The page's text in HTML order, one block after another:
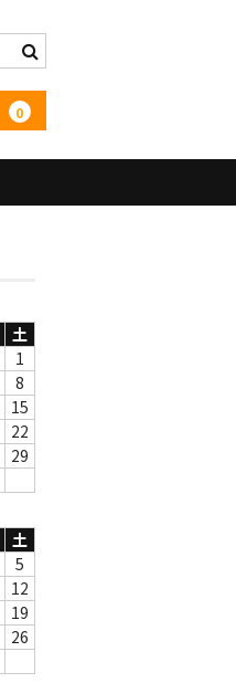
0
土
1
8
15
22
29
土
5
12
19
26